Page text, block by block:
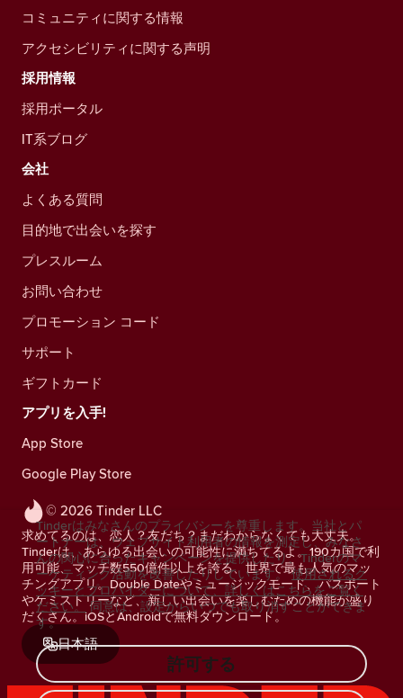
© 2026 Tinder LLC
求めてるのは、恋人？友だち？まだわからなくても大丈夫。
Tinderは、あらゆる出会いの可能性に満ちてるよ。190カ国で利
用可能、マッチ数550億件以上を誇る、世界で最も人気のマッ
チングアプリ。Double Dateやミュージックモード、パスポート
やケミストリーなど、新しい出会いを楽しむための機能が盛り
だくさん。iOSとAndroidで無料ダウンロード。
日本語
コミュニティに関する情報
アクセシビリティに関する声明
採用情報
採用ポータル
IT系ブログ
会社
よくある質問
目的地で出会いを探す
プレスルーム
お問い合わせ
プロモーション コード
サポート
ギフトカード
アプリを入手!
App Store
Google Play Store
Tinderはみなさんのプライバシーを尊重します。当社とパ
ートナーは、ウェブサイト利用者の情報を測定し、みなさ
んの関心に合ったキャンペーンを提供したり、Tinderのマ
ーケティング活動を改善したりしています。 使用されるク
ッキーとプロバイダーについて、詳しくはこちらをご覧く
ださい。 同意は、設定からいつでも取り消すことができま
す。
許可する